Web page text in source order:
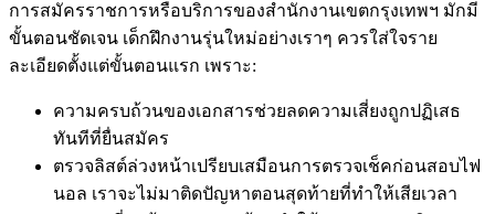
การสมัครราชการหรือบริการของสำนักงานเขตกรุงเทพฯ มักมี
ขั้นตอนชัดเจน เด็กฝึกงานรุ่นใหม่อย่างเราๆ ควรใส่ใจราย
ละเอียดตั้งแต่ขั้นตอนแรก เพราะ:
ความครบถ้วนของเอกสารช่วยลดความเสี่ยงถูกปฏิเสธ
ทันทีที่ยื่นสมัคร
ตรวจลิสต์ล่วงหน้าเปรียบเสมือนการตรวจเช็คก่อนสอบไฟ
นอล เราจะไม่มาติดปัญหาตอนสุดท้ายที่ทำให้เสียเวลา